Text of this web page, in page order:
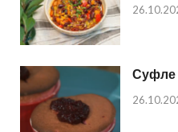
Суфле